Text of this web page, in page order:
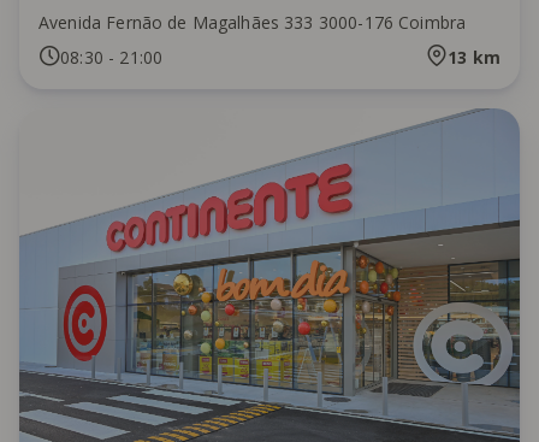
Avenida Fernão de Magalhães 333 3000-176 Coimbra
08:30 - 21:00 13 km